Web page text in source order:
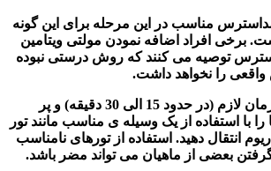
ضداسترس مناسب در این مرحله برای این گونه
برخی افراد اضافه نمودن مولتی ویتامین
توصیه می کنند که روش درستی نبوده
را نخواهد داشت.
پس از گذشت مدت زمان لازم (در حدود 15 الی 30 دقیقه) و پر
را با استفاده از یک وسیله ی مناسب مانند تور
انتقال دهید. استفاده از تورهای نامناسب
گرفتن بعضی از ماهیان می تواند مضر باشد.